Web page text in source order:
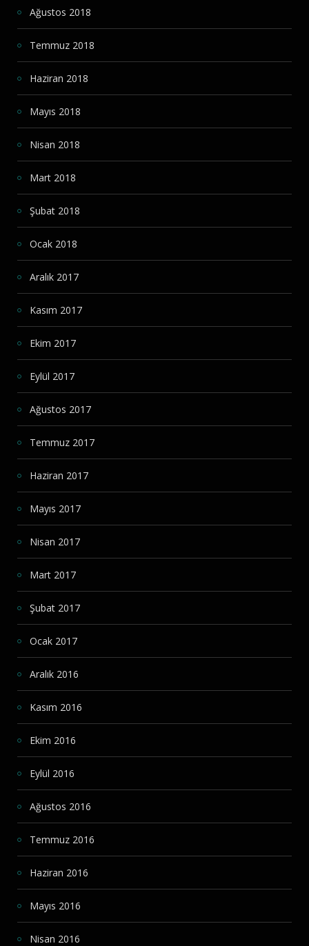
Ağustos 2018
Temmuz 2018
Haziran 2018
Mayıs 2018
Nisan 2018
Mart 2018
Şubat 2018
Ocak 2018
Aralık 2017
Kasım 2017
Ekim 2017
Eylül 2017
Ağustos 2017
Temmuz 2017
Haziran 2017
Mayıs 2017
Nisan 2017
Mart 2017
Şubat 2017
Ocak 2017
Aralık 2016
Kasım 2016
Ekim 2016
Eylül 2016
Ağustos 2016
Temmuz 2016
Haziran 2016
Mayıs 2016
Nisan 2016